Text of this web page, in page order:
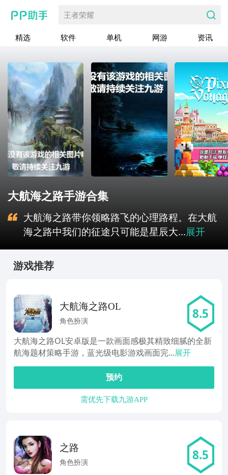
王者荣耀
精选 软件 单机 网游 资讯
大航海之路手游合集
大航海之路带你领略路飞的心理路程。在大航
海之路中我们的征途只可能是星辰大...展开
游戏推荐
大航海之路OL
角色扮演 8.5
大航海之路OL安卓版是一款画面感极其精致细腻的全新
航海题材策略手游，蓝光级电影游戏画面完...展开
预约
需优先下载九游APP
之路
角色扮演 8.5